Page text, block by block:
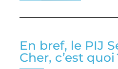
En bref, le PIJ
Cher, c’est quoi